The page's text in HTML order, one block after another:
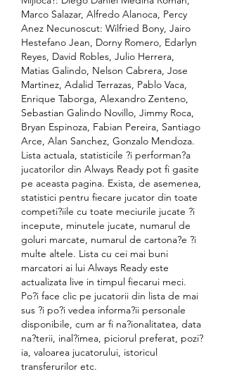
Marco Salazar, Alfredo Alanoca, Percy
Anez Necunoscut: Wilfried Bony, Jairo
Hestefano Jean, Dorny Romero, Edarlyn
Reyes, David Robles, Julio Herrera,
Matias Galindo, Nelson Cabrera, Jose
Martinez, Adalid Terrazas, Pablo Vaca,
Enrique Taborga, Alexandro Zenteno,
Sebastian Galindo Novillo, Jimmy Roca,
Bryan Espinoza, Fabian Pereira, Santiago
Arce, Alan Sanchez, Gonzalo Mendoza.
Lista actuala, statisticile ?i performan?a
jucatorilor din Always Ready pot fi gasite
pe aceasta pagina. Exista, de asemenea,
statistici pentru fiecare jucator din toate
competi?iile cu toate meciurile jucate ?i
incepute, minutele jucate, numarul de
goluri marcate, numarul de cartona?e ?i
multe altele. Lista cu cei mai buni
marcatori ai lui Always Ready este
actualizata live in timpul fiecarui meci.
Po?i face clic pe jucatorii din lista de mai
sus ?i po?i vedea informa?ii personale
disponibile, cum ar fi na?ionalitatea, data
na?terii, inal?imea, piciorul preferat, pozi?
ia, valoarea jucatorului, istoricul
transferurilor etc.